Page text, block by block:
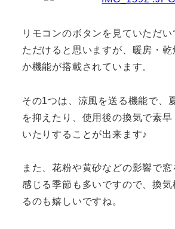
リモコンのボタンを見ていただ
ただけると思いますが、暖房・
か機能が搭載されています。
その1つは、涼風を送る機能で、
を抑えたり、使用後の換気で素
いたりすることが出来ます♪
また、花粉や黄砂などの影響で窓
感じる季節も多いですので、換
るのも嬉しいですね。